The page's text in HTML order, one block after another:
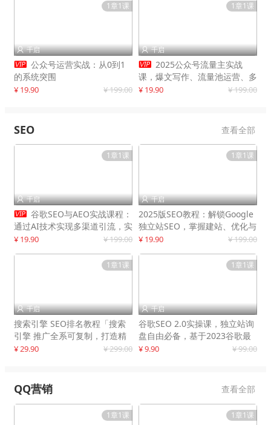
1章1课
 千启
 公众号运营实战：从0到1
的系统突围
¥ 19.90 ¥ 199.00
1章1课
 千启
 2025公众号流量主实战
课，爆文写作、流量池运营、多
平台分发，新手日入千元月赚5
¥ 19.90 ¥ 199.00
SEO 查看全部
1章1课
 千启
 谷歌SEO与AEO实战课程：
通过AI技术实现多渠道引流，实
现网站流量增长300%
¥ 19.90 ¥ 199.00
1章1课
 千启
2025版SEO教程：解锁Google
独立站SEO，掌握建站、优化与
变现技巧
¥ 19.90 ¥ 199.00
1章1课
 千启
搜索引擎 SEO排名教程「搜索
引擎 推广全系可复制，打造精
准被动流量系统
¥ 29.90 ¥ 299.00
1章1课
 千启
谷歌SEO 2.0实操课，独立站询
盘自由必备，基于2023谷歌最
新算法录制
¥ 9.90 ¥ 99.00
QQ营销 查看全部
1章1课 1章1课